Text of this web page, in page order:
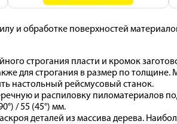
и обработке поверхностей
строгания пласти и кромок
для строгания в размер по
настольный рейсмусовый станок.
и распиловку пиломатериалов
/ 55 (45°) мм.
деталей из массива дерева.